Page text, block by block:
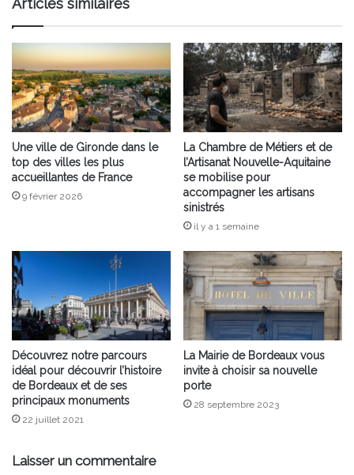
Arveyres
Articles similaires
Une ville de Gironde dans le
top des villes les plus
accueillantes de France
9 février 2026
La Chambre de Métiers et de
l’Artisanat Nouvelle-Aquitaine
se mobilise pour
accompagner les artisans
sinistrés
il y a 1 semaine
Découvrez notre parcours
idéal pour découvrir l’histoire
de Bordeaux et de ses
principaux monuments
22 juillet 2021
La Mairie de Bordeaux vous
invite à choisir sa nouvelle
porte
28 septembre 2023
Laisser un commentaire